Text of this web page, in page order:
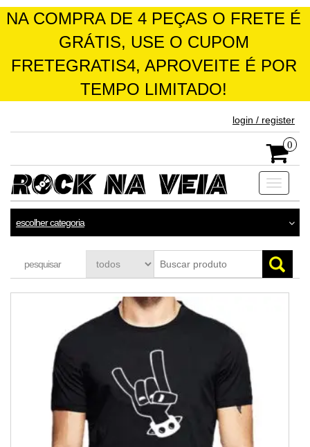
NA COMPRA DE 4 PEÇAS O FRETE É
GRÁTIS, USE O CUPOM
FRETEGRATIS4, APROVEITE É POR
TEMPO LIMITADO!
login / register
0
Toggle
escolher categoria
pesquisar